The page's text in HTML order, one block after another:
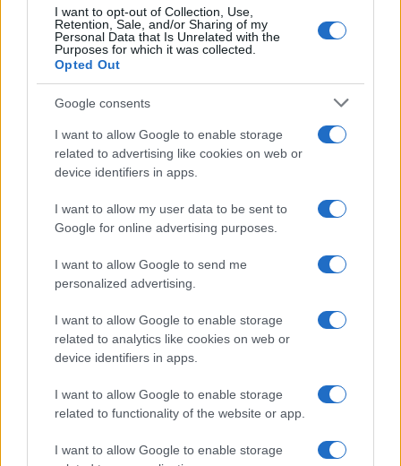
I want to opt-out of Collection, Use,
Retention, Sale, and/or Sharing of my
Personal Data that Is Unrelated with the
Purposes for which it was collected.
Opted Out
Google consents
I want to allow Google to enable storage
related to advertising like cookies on web or
device identifiers in apps.
I want to allow my user data to be sent to
Google for online advertising purposes.
I want to allow Google to send me
personalized advertising.
I want to allow Google to enable storage
related to analytics like cookies on web or
device identifiers in apps.
I want to allow Google to enable storage
related to functionality of the website or app.
I want to allow Google to enable storageFacebook
Syndication
Globalist
Globalscience
Globalsport
Culture
Salute
Megachip
GiULia
Prima Pagina
Giornale dello